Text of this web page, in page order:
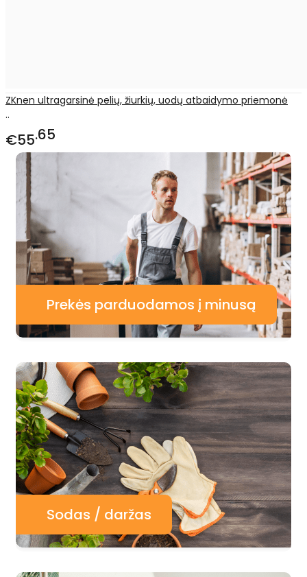
ZKnen ultragarsinė pelių, žiurkių, uodų atbaidymo priemonė
..
€55 65
Prekės parduodamos į minusą
Sodas / daržas